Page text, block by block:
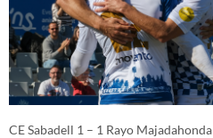
CE Sabadell 1 – 1 Rayo Majadahonda